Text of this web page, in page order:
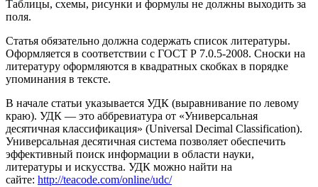
Таблицы, схемы, рисунки и формулы не должны выходить за
поля.
Статья обязательно должна содержать список литературы.
Оформляется в соответствии с ГОСТ Р 7.0.5-2008. Сноски на
литературу оформляются в квадратных скобках в порядке
упоминания в тексте.
В начале статьи указывается УДК (выравнивание по левому
краю). УДК — это аббревиатура от «Универсальная
десятичная классификация» (Universal Decimal Classification).
Универсальная десятичная система позволяет обеспечить
эффективный поиск информации в области науки,
литературы и искусства. УДК можно найти на
сайте: http://teacode.com/online/udc/